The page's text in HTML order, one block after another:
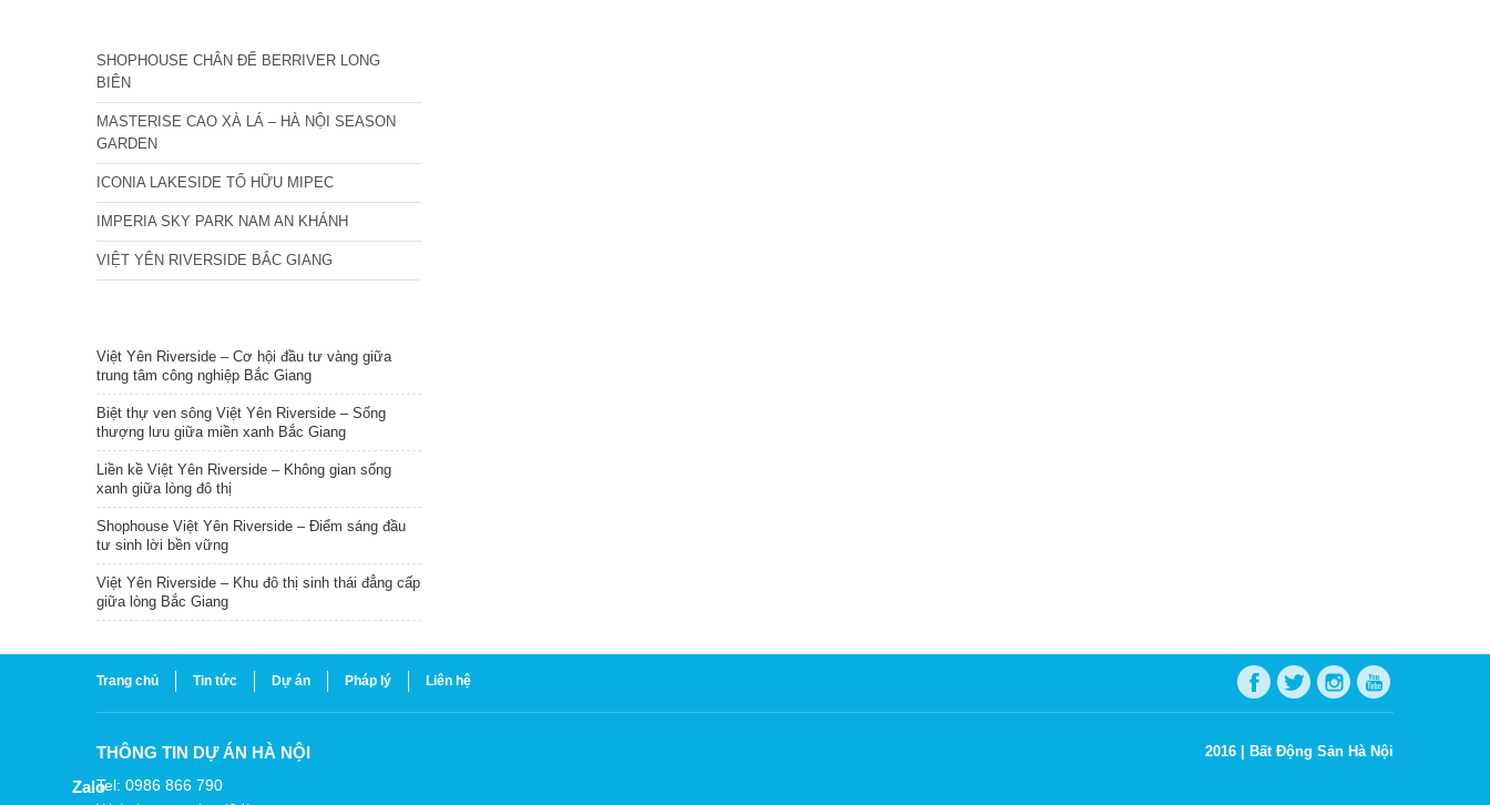
SHOPHOUSE CHÂN ĐẾ BERRIVER LONG
BIÊN
MASTERISE CAO XÀ LÁ – HÀ NỘI SEASON
GARDEN
ICONIA LAKESIDE TỐ HỮU MIPEC
IMPERIA SKY PARK NAM AN KHÁNH
VIỆT YÊN RIVERSIDE BẮC GIANG
Việt Yên Riverside – Cơ hội đầu tư vàng giữa
trung tâm công nghiệp Bắc Giang
Biệt thự ven sông Việt Yên Riverside – Sống
thượng lưu giữa miền xanh Bắc Giang
Liền kề Việt Yên Riverside – Không gian sống
xanh giữa lòng đô thị
Shophouse Việt Yên Riverside – Điểm sáng đầu
tư sinh lời bền vững
Việt Yên Riverside – Khu đô thị sinh thái đẳng cấp
giữa lòng Bắc Giang
Trang chủ Tin tức Dự án Pháp lý Liên hệ
THÔNG TIN DỰ ÁN HÀ NỘI
Tel: 0986 866 790
2016 | Bất Động Sản Hà Nội
Zalo